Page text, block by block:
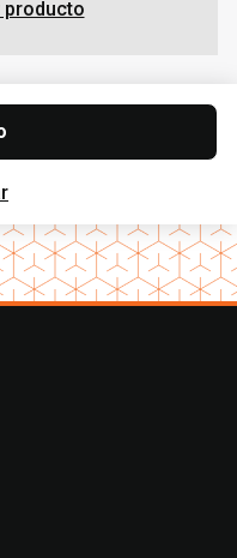
producto